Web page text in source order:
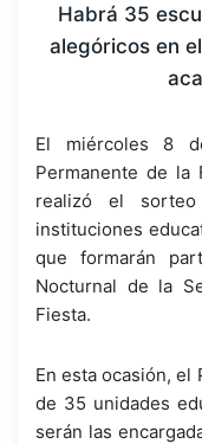
Habrá 35
alegóricos en
El miércoles 8
Permanente de
realizó el
instituciones
que formarán
Nocturnal de la
Fiesta.
En esta ocasión, el
de 35 unidades
serán las